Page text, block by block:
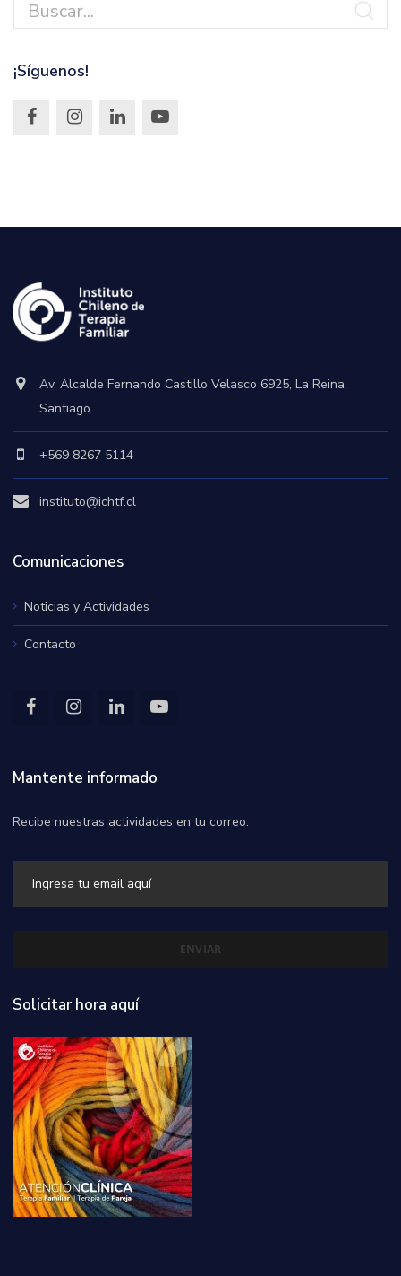
¡Síguenos!
Av. Alcalde Fernando Castillo Velasco 6925, La Reina,
Santiago
+569 8267 5114
instituto@ichtf.cl
Comunicaciones
Noticias y Actividades
Contacto
Mantente informado
Recibe nuestras actividades en tu correo.
Solicitar hora aquí